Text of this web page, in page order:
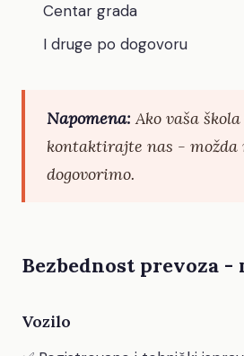
Centar grada
I druge po dogovoru
Napomena: Ako vaša
kontaktirajte nas - možda
dogovorimo.
Bezbednost prevoza
Vozilo